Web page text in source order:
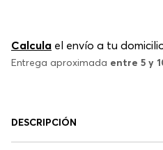
Calcula el envío a tu
Entrega aproximada entre 5 y
DESCRIPCIÓN